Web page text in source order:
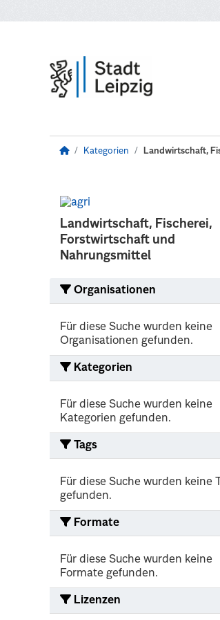
Kategorien Landwirtschaft,
Landwirtschaft, Fischerei,
Forstwirtschaft und
Nahrungsmittel
Organisationen
Für diese Suche wurden keine
Organisationen gefunden.
Kategorien
Für diese Suche wurden keine
Kategorien gefunden.
Tags
Für diese Suche wurden keine
gefunden.
Formate
Für diese Suche wurden keine
Formate gefunden.
Lizenzen